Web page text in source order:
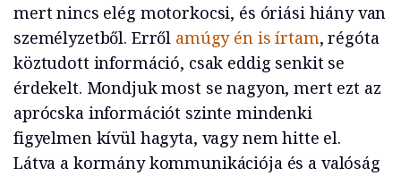
mert nincs elég motorkocsi, és óriási hiány van
személyzetből. Erről amúgy én is írtam, régóta
köztudott információ, csak eddig senkit se
érdekelt. Mondjuk most se nagyon, mert ezt az
aprócska információt szinte mindenki
figyelmen kívül hagyta, vagy nem hitte el.
Látva a kormány kommunikációja és a valóság